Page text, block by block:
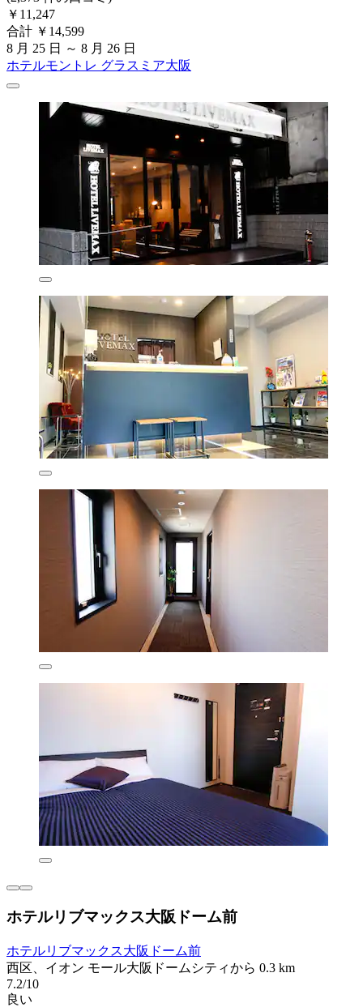
￥11,247
合計 ￥14,599
8 月 25 日 ～ 8 月 26 日
ホテルモントレ グラスミア大阪
ホテルリブマックス大阪ドーム前
ホテルリブマックス大阪ドーム前
西区、イオン モール大阪ドームシティから 0.3 km
7.2/10
良い